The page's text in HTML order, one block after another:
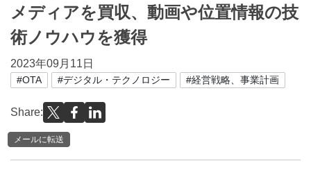
メディアを買収、動画や位置情報の技
術ノウハウを獲得
2023年09月11日
#OTA #デジタル・テクノロジー #経営戦略、事業計画
Share:
メールに転送